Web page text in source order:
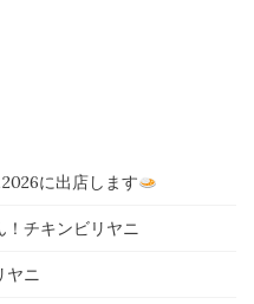
に出店します
！チキンビリヤニ
ヤニ